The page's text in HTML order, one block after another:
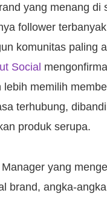
yang menang di
follower
komunitas paling
Social
lebih memilih
terhubung,
produk serupa.
yang
brand, angka-